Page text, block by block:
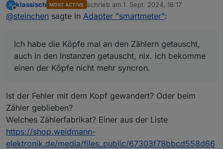
K
Offline
klassisch MOST ACTIVE schrieb am 1. Sept. 2024, 16:17
zuletzt editiert von
@steinchen sagte in Adapter "smartmeter":
Ich habe die Köpfe mal an den Zählern getauscht,
auch in den Instanzen getauscht, nix. ich bekomme
einen der Köpfe nicht mehr syncron.
Ist der Fehler mit dem Kopf gewandert? Oder beim
Zähler geblieben?
Welches Zählerfabrikat? Einer aus der Liste
https://shop.weidmann-
elektronik.de/media/files_public/67303f78bbcd558d66